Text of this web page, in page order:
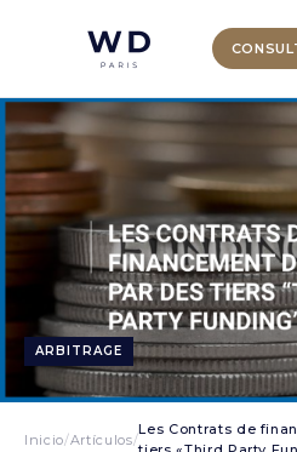
ARBITRAGE
Inicio/Artículos/
Les Contrats de